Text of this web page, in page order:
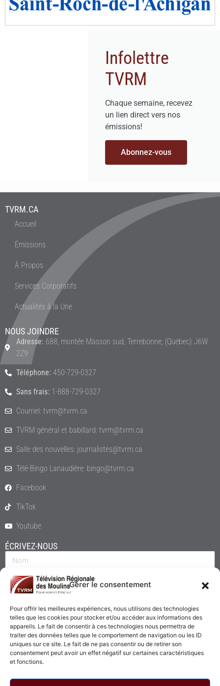
Gérer le consentement
Pour offrir les meilleures expériences, nous utilisons des technologies
telles que les cookies pour stocker et/ou accéder aux informations des
appareils. Le fait de consentir à ces technologies nous permettra de
traiter des données telles que le comportement de navigation ou les ID
uniques sur ce site. Le fait de ne pas consentir ou de retirer son
consentement peut avoir un effet négatif sur certaines caractéristiques
et fonctions.
Infolettre
TVRM
Chaque semaine, recevez
un lien direct vers nos
émissions!
Abonnez-vous
TVRM.CA
Accueil
Émissions
À Propos
Services Corporatifs
Actualités à la Une
NOUS JOINDRE
Adresse: 688, montée Masson sud, Terrebonne, (Québec) J6W
2Z9
Téléphone: 450-729-0327
Sans frais: 1-888-729-0327
Courriel: tvrm@tvrm.ca
TVRM général et babillard: tvrm@tvrm.ca
Salle des nouvelles: journalistes@tvrm.ca
Télé-Bingo Lanaudière: bingo@tvrm.ca
Facebook
TikTok
Youtube
ÉCRIVEZ-NOUS